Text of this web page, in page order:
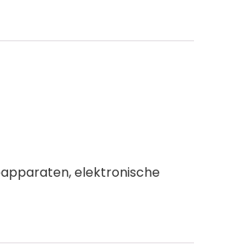
elektronische